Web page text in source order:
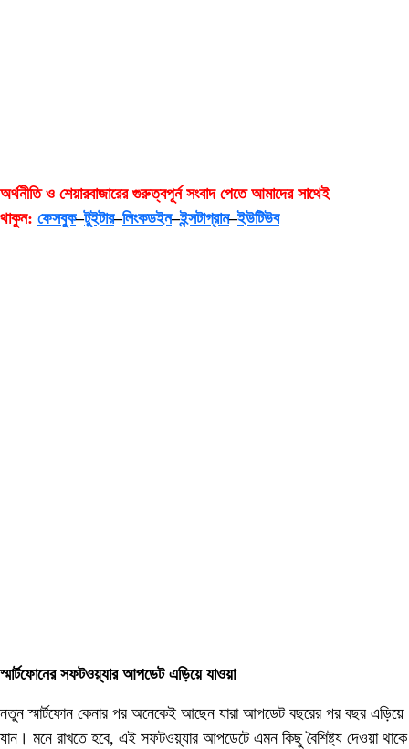
অর্থনীতি ও শেয়ারবাজারের গুরুত্বপূর্ন সংবাদ পেতে আমাদের সাথেই
থাকুন: ফেসবুক–টুইটার–লিংকডইন–ইন্সটাগ্রাম–ইউটিউব
স্মার্টফোনের সফটওয়্যার আপডেট এড়িয়ে যাওয়া
নতুন স্মার্টফোন কেনার পর অনেকেই আছেন যারা আপডেট বছরের পর বছর এড়িয়ে
যান। মনে রাখতে হবে, এই সফটওয়্যার আপডেটে এমন কিছু বৈশিষ্ট্য দেওয়া থাকে